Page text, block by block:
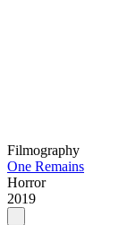
Filmography
One Remains
Horror
2019